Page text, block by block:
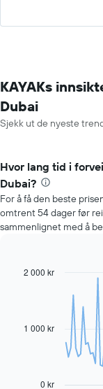
KAYAKs
Dubai
Sjekk ut de nyeste
Hvor lang tid i
Dubai?
For å få den beste
omtrent 54 dager før
sammenlignet med å
Line
points.
Diagrammet
Chart
0 kr
1 000 kr
2 000 kr